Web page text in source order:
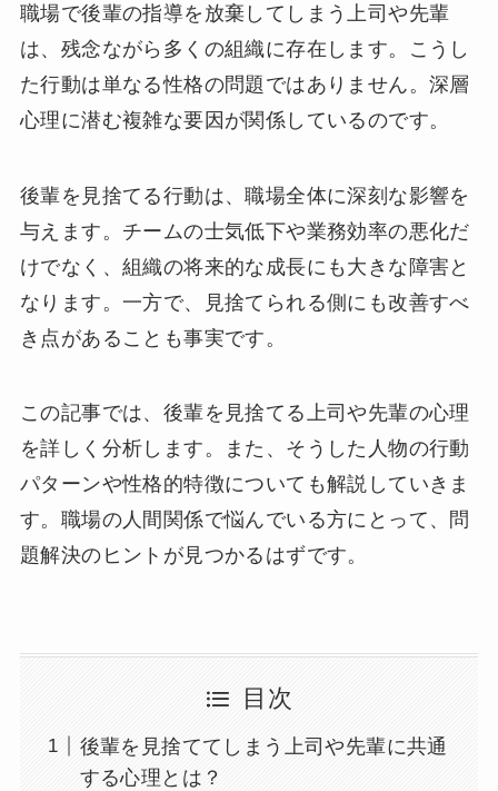
職場で後輩の指導を放棄してしまう上司や先輩
は、残念ながら多くの組織に存在します。こうし
た行動は単なる性格の問題ではありません。深層
心理に潜む複雑な要因が関係しているのです。
後輩を見捨てる行動は、職場全体に深刻な影響を
与えます。チームの士気低下や業務効率の悪化だ
けでなく、組織の将来的な成長にも大きな障害と
なります。一方で、見捨てられる側にも改善すべ
き点があることも事実です。
この記事では、後輩を見捨てる上司や先輩の心理
を詳しく分析します。また、そうした人物の行動
パターンや性格的特徴についても解説していきま
す。職場の人間関係で悩んでいる方にとって、問
題解決のヒントが見つかるはずです。
目次
後輩を見捨ててしまう上司や先輩に共通
する心理とは？